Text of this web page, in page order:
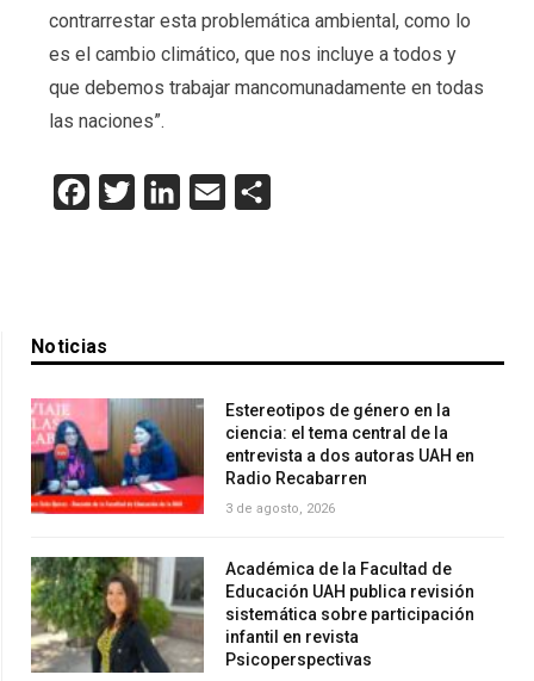
contrarrestar esta problemática ambiental, como lo
es el cambio climático, que nos incluye a todos y
que debemos trabajar mancomunadamente en todas
las naciones”.
Facebook
Twitter LinkedInEmail
Noticias
Estereotipos de género en la
ciencia: el tema central de la
entrevista a dos autoras UAH en
Radio Recabarren
3 de agosto, 2026
Académica de la Facultad de
Educación UAH publica revisión
sistemática sobre participación
infantil en revista
Psicoperspectivas